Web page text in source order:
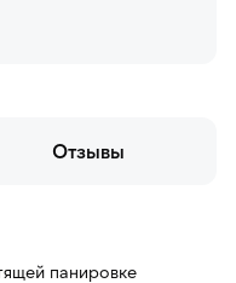
Отзывы
панировке